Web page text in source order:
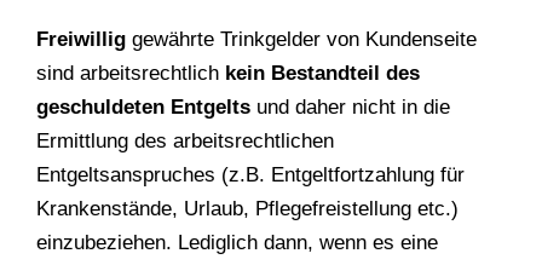
Freiwillig gewährte Trinkgelder von Kundenseite
sind arbeitsrechtlich kein Bestandteil des
geschuldeten Entgelts und daher nicht in die
Ermittlung des arbeitsrechtlichen
Entgeltsanspruches (z.B. Entgeltfortzahlung für
Krankenstände, Urlaub, Pflegefreistellung etc.)
einzubeziehen. Lediglich dann, wenn es eine